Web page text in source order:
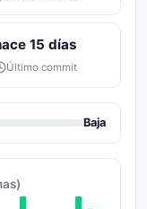
15 días
Último commit
Baja